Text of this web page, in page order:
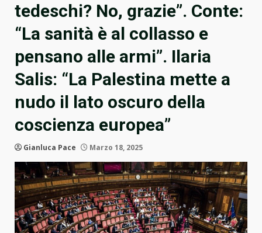
tedeschi? No, grazie”. Conte:
“La sanità è al collasso e
pensano alle armi”. Ilaria
Salis: “La Palestina mette a
nudo il lato oscuro della
coscienza europea”
Gianluca Pace Marzo 18, 2025